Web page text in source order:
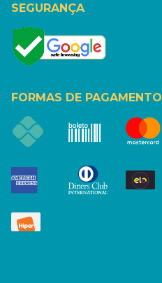
SEGURANÇA
FORMAS DE PAGAMENTO